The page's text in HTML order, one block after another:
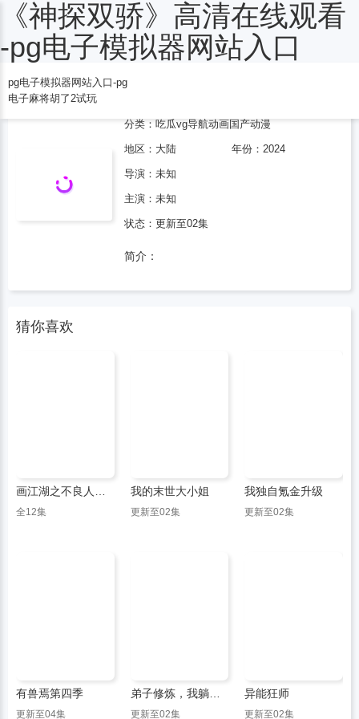
《神探双骄》高清在线观看
-pg电子模拟器网站入口
pg电子模拟器网站入口-pg
电子麻将胡了2试玩
麻将胡了2试玩
分类： 吃瓜vg导航动画国产动漫
地区： 大陆 年份： 2024
导演：未知
主演：未知
状态：更新至02集
简介：
猜你喜欢
画江湖之不良人第6季
全12集
我的末世大小姐
更新至02集
我独自氪金升级
更新至02集
有兽焉第四季
更新至04集
弟子修炼，我躺平！第二季
更新至02集
异能狂师
更新至02集